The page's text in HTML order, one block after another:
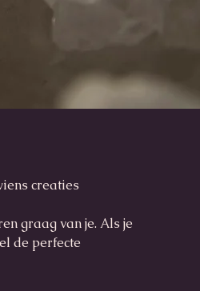
creaties
graag van je. Als je
de perfecte